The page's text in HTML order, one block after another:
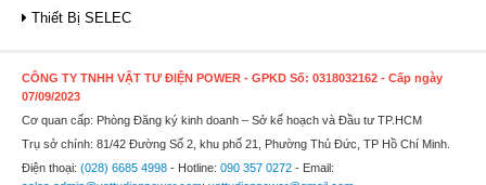
Thiết Bị SELEC
CÔNG TY TNHH VẬT TƯ ĐIỆN POWER - GPKD Số: 0318032162 - Cấp ngày
07/09/2023
Cơ quan cấp: Phòng Đăng ký kinh doanh – Sở kế hoạch và Đầu tư TP.HCM
Trụ sở chính: 81/42 Đường Số 2, khu phố 21, Phường Thủ Đức, TP Hồ Chí Minh.
Điện thoại: (028) 6685 4998 - Hotline: 090 357 0272 - Email: